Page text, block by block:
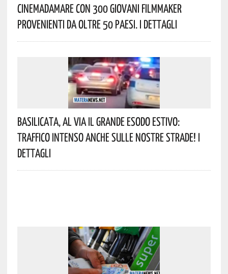
Cinemadamare Con 300 Giovani Filmmaker
Provenienti Da Oltre 50 Paesi. I Dettagli
Basilicata, Al Via Il Grande Esodo Estivo:
Traffico Intenso Anche Sulle Nostre Strade! I
Dettagli